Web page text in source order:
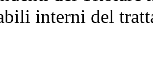
interni del